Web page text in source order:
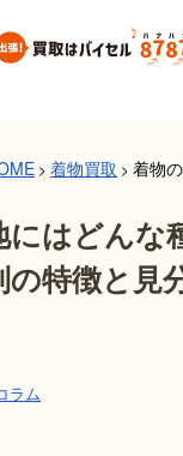
> 着物買取 > 着物
にはどんな
の特徴と見
ラム